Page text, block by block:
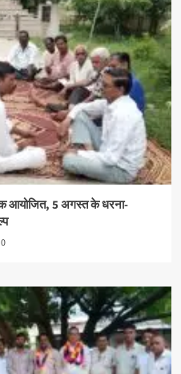
आयोजित, 5 अगस्त के धरना-
0